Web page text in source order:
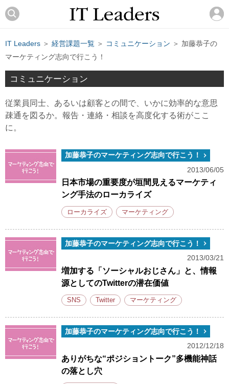
IT Leaders ＞ 経営課題一覧 ＞ コミュニケーション ＞ 加藤恭子の
マーケティング志向で行こう！
コミュニケーション
従業員同士、あるいは顧客との間で、いかに効率的な意思
疎通を図るか。報告・連絡・相談を高度化する術がここ
に。
加藤恭子のマーケティング志向で行こう！
2013/06/05
日本市場の重要度が垣間見えるマーケティ
ング手法のローカライズ
ローカライズ マーケティング
加藤恭子のマーケティング志向で行こう！
2013/03/21
増加する「ソーシャルおじさん」と、情報
源としてのTwitterの潜在価値
SNS Twitter マーケティング
加藤恭子のマーケティング志向で行こう！
2012/12/18
ありがちな“ポジショントーク”多機能神話
の落とし穴